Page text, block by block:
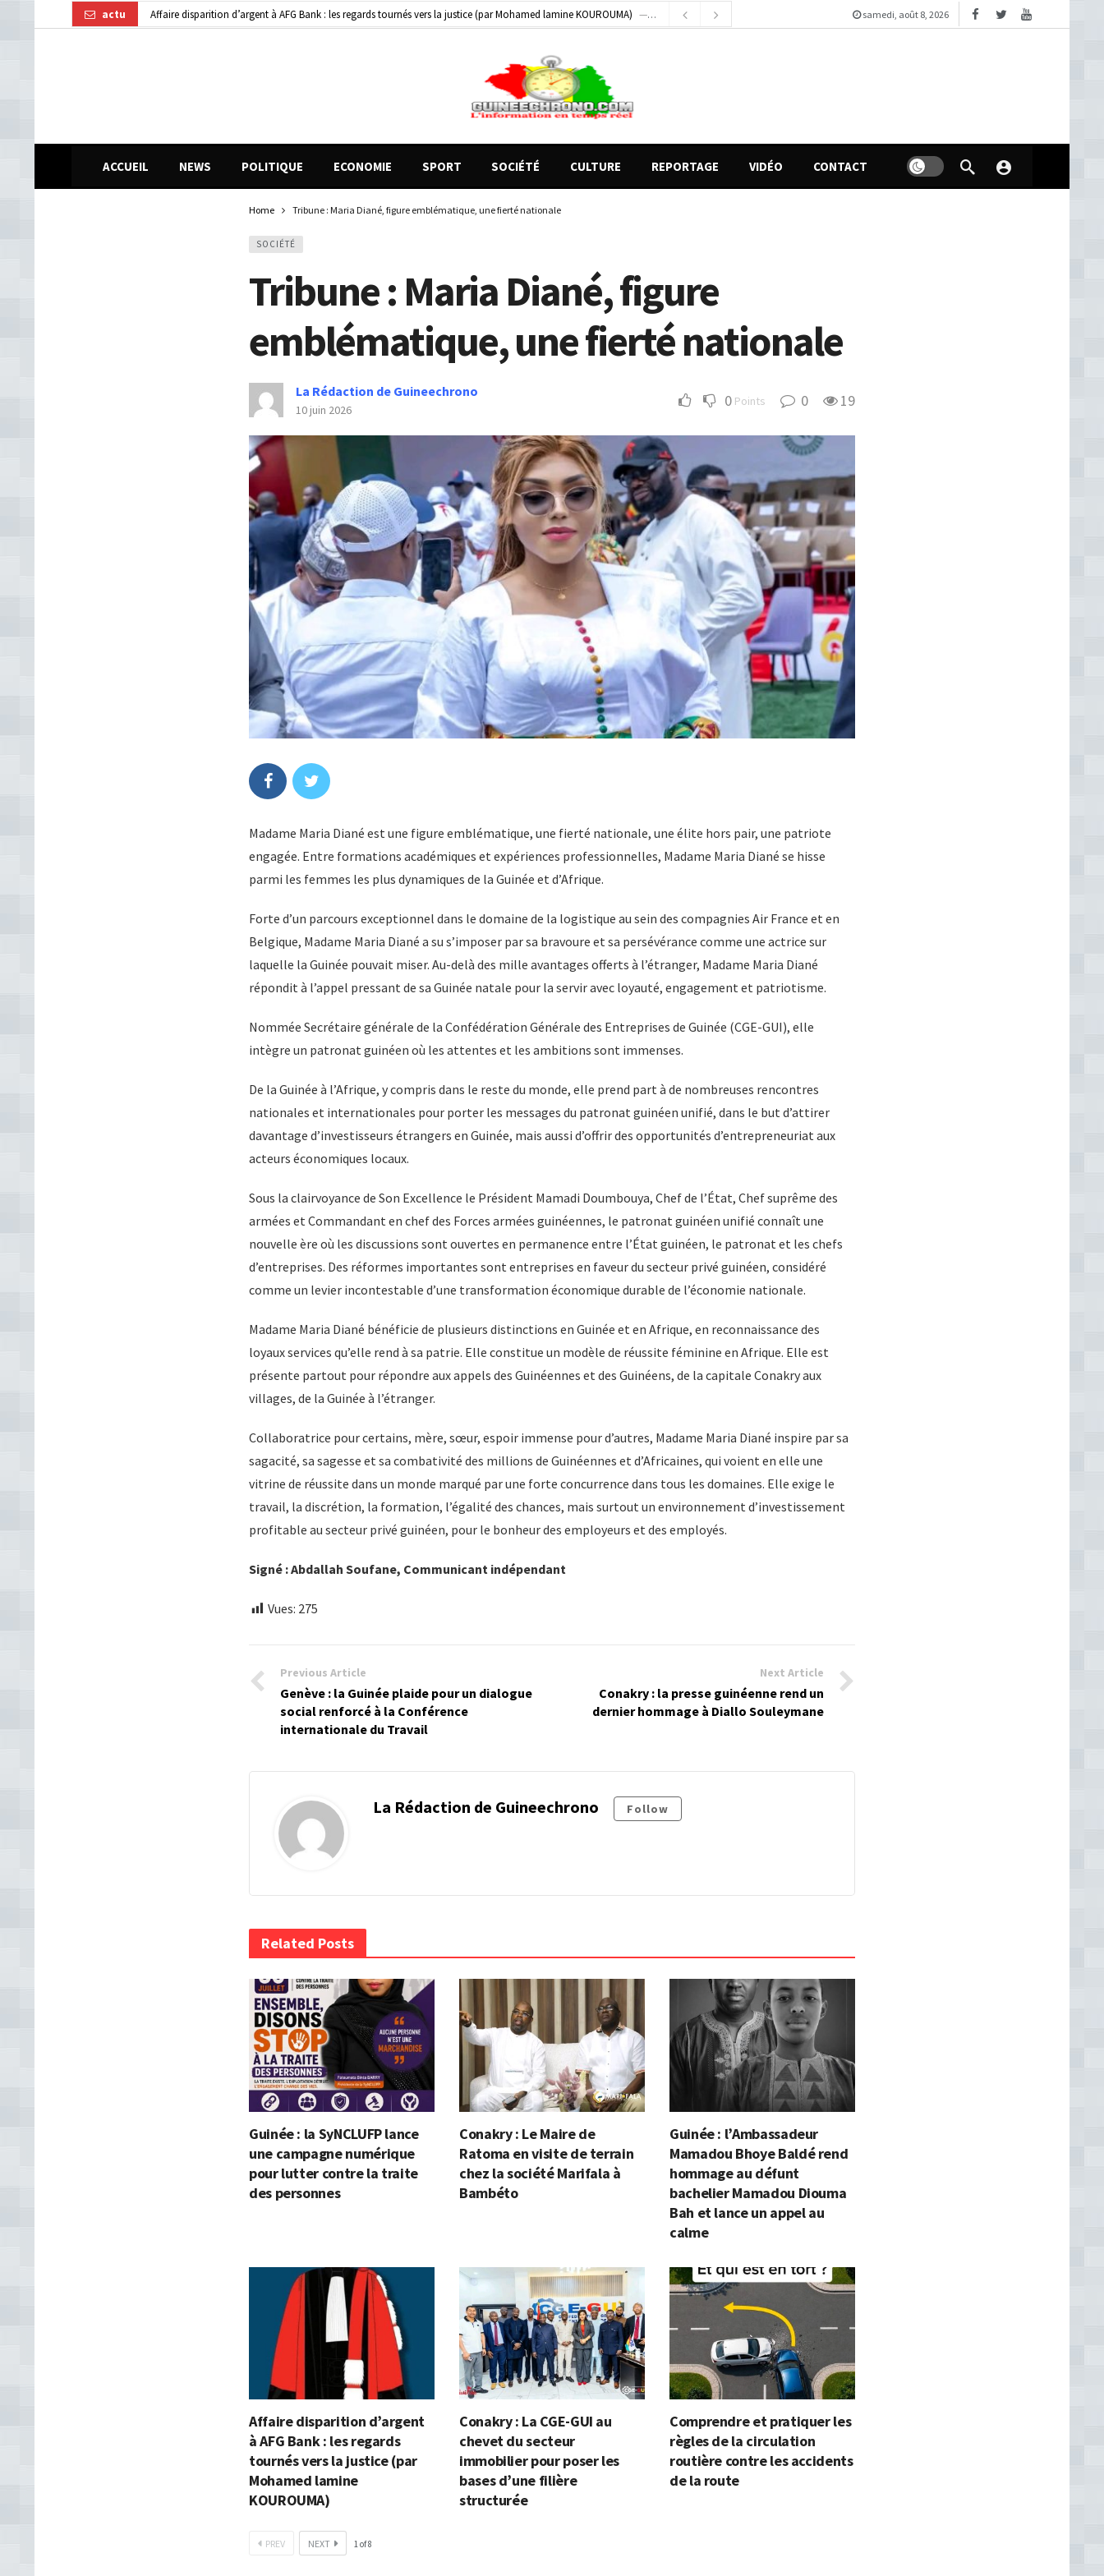
actu Guinée : 11 présumés membres d’un réseau de vol de motos présentés, 12 engins saisis par les Services spéciaux
12 heures ago
Affaire disparition d’argent à AFG Bank : les regards tournés vers la justice (par Mohamed lamine KOUROUMA)
Guinée : 11 présumés membres d’un réseau de vol de motos présentés, 12 engins saisis par les Services spéciaux
samedi, août 8, 2026
ACCUEIL NEWS POLITIQUE ECONOMIE SPORT SOCIÉTÉ CULTURE REPORTAGE VIDÉO CONTACT
Home Tribune : Maria Diané, figure emblématique, une fierté nationale
SOCIÉTÉ
Tribune : Maria Diané, figure
emblématique, une fierté nationale
La Rédaction de Guineechrono
10 juin 2026 0 Points 0 19
Madame Maria Diané est une figure emblématique, une fierté nationale, une élite hors pair, une patriote
engagée. Entre formations académiques et expériences professionnelles, Madame Maria Diané se hisse
parmi les femmes les plus dynamiques de la Guinée et d’Afrique.
Forte d’un parcours exceptionnel dans le domaine de la logistique au sein des compagnies Air France et en
Belgique, Madame Maria Diané a su s’imposer par sa bravoure et sa persévérance comme une actrice sur
laquelle la Guinée pouvait miser. Au-delà des mille avantages offerts à l’étranger, Madame Maria Diané
répondit à l’appel pressant de sa Guinée natale pour la servir avec loyauté, engagement et patriotisme.
Nommée Secrétaire générale de la Confédération Générale des Entreprises de Guinée (CGE-GUI), elle
intègre un patronat guinéen où les attentes et les ambitions sont immenses.
De la Guinée à l’Afrique, y compris dans le reste du monde, elle prend part à de nombreuses rencontres
nationales et internationales pour porter les messages du patronat guinéen unifié, dans le but d’attirer
davantage d’investisseurs étrangers en Guinée, mais aussi d’offrir des opportunités d’entrepreneuriat aux
acteurs économiques locaux.
Sous la clairvoyance de Son Excellence le Président Mamadi Doumbouya, Chef de l’État, Chef suprême des
armées et Commandant en chef des Forces armées guinéennes, le patronat guinéen unifié connaît une
nouvelle ère où les discussions sont ouvertes en permanence entre l’État guinéen, le patronat et les chefs
d’entreprises. Des réformes importantes sont entreprises en faveur du secteur privé guinéen, considéré
comme un levier incontestable d’une transformation économique durable de l’économie nationale.
Madame Maria Diané bénéficie de plusieurs distinctions en Guinée et en Afrique, en reconnaissance des
loyaux services qu’elle rend à sa patrie. Elle constitue un modèle de réussite féminine en Afrique. Elle est
présente partout pour répondre aux appels des Guinéennes et des Guinéens, de la capitale Conakry aux
villages, de la Guinée à l’étranger.
Collaboratrice pour certains, mère, sœur, espoir immense pour d’autres, Madame Maria Diané inspire par sa
sagacité, sa sagesse et sa combativité des millions de Guinéennes et d’Africaines, qui voient en elle une
vitrine de réussite dans un monde marqué par une forte concurrence dans tous les domaines. Elle exige le
travail, la discrétion, la formation, l’égalité des chances, mais surtout un environnement d’investissement
profitable au secteur privé guinéen, pour le bonheur des employeurs et des employés.
Signé : Abdallah Soufane, Communicant indépendant
Vues: 275
Previous Article
Genève : la Guinée plaide pour un dialogue
social renforcé à la Conférence
internationale du Travail
Next Article
Conakry : la presse guinéenne rend un
dernier hommage à Diallo Souleymane
La Rédaction de Guineechrono Follow
Related Posts
Guinée : la SyNCLUFP lance
une campagne numérique
pour lutter contre la traite
des personnes
Conakry : Le Maire de
Ratoma en visite de terrain
chez la société Marifala à
Bambéto
Guinée : l’Ambassadeur
Mamadou Bhoye Baldé rend
hommage au défunt
bachelier Mamadou Diouma
Bah et lance un appel au
calme
Affaire disparition d’argent
à AFG Bank : les regards
tournés vers la justice (par
Mohamed lamine
KOUROUMA)
Conakry : La CGE-GUI au
chevet du secteur
immobilier pour poser les
bases d’une filière
structurée
Comprendre et pratiquer les
règles de la circulation
routière contre les accidents
de la route
PREV NEXT 1of8